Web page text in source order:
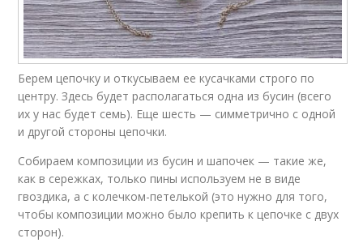
Берем цепочку и откусываем ее кусачками строго по
центру. Здесь будет располагаться одна из бусин (всего
их у нас будет семь). Еще шесть — симметрично с одной
и другой стороны цепочки.
Собираем композиции из бусин и шапочек — такие же,
как в сережках, только пины используем не в виде
гвоздика, а с колечком-петелькой (это нужно для того,
чтобы композиции можно было крепить к цепочке с двух
сторон).